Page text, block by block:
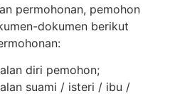
permohonan, pemohon
dokumen berikut
diri pemohon;
suami / isteri / ibu /